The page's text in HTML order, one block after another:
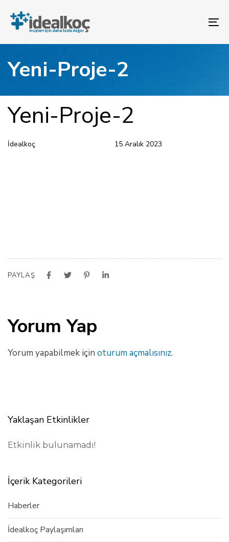
atla
gezinme
bölümüne
geç
İçeriğe
atlaYeni-Proje-2
Yeni-Proje-2
İdealkoç 15 Aralık 2023
PAYLAŞ
Yorum Yap
Yorum yapabilmek için oturum açmalısınız.
Yaklaşan Etkinlikler
Etkinlik bulunamadı!
İçerik Kategorileri
Haberler
İdealkoç Paylaşımları